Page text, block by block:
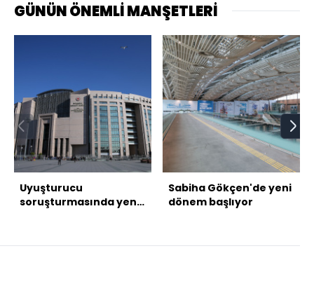
GÜNÜN ÖNEMLİ MANŞETLERİ
Uyuşturucu
soruşturmasında yeni
Sabiha Gökçen'de yeni
dönem başlıyor